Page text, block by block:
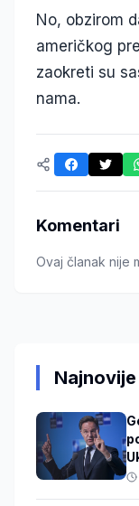
No, obzirom
američkog
zaokreti su
nama.
Komentari
Ovaj članak nije
Najnovije